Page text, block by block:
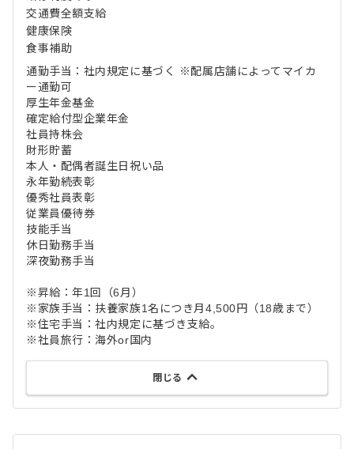
交通費全額支給
健康保険
食事補助
通勤手当：社内規定に基づく ※配属店舗によってマイカ
ー通勤可
厚生年金基金
確定給付型企業年金
社員持株会
財形貯蓄
本人・配偶者誕生日祝い品
永年勤続表彰
優秀社員表彰
従業員優待券
技能手当
休日勤務手当
深夜勤務手当
※昇給：年1回（6月）
※家族手当：扶養家族1名につき月4,500円（18歳まで）
※住宅手当：社内規定に基づき支給。
※社員旅行：海外or国内
閉じる